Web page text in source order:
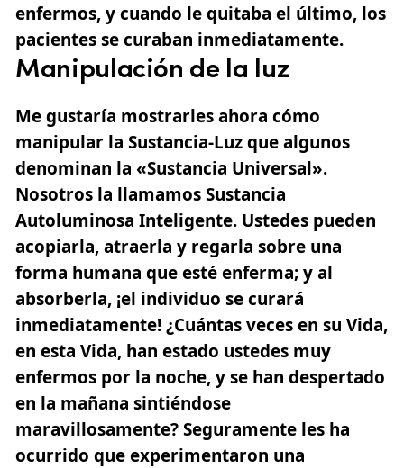
enfermos, y cuando le quitaba el último, los
pacientes se curaban inmediatamente.
Manipulación de la luz
Me gustaría mostrarles ahora cómo
manipular la Sustancia-Luz que algunos
denominan la «Sustancia Universal».
Nosotros la llamamos Sustancia
Autoluminosa Inteligente. Ustedes pueden
acopiarla, atraerla y regarla sobre una
forma humana que esté enferma; y al
absorberla, ¡el individuo se curará
inmediatamente! ¿Cuántas veces en su Vida,
en esta Vida, han estado ustedes muy
enfermos por la noche, y se han despertado
en la mañana sintiéndose
maravillosamente? Seguramente les ha
ocurrido que experimentaron una